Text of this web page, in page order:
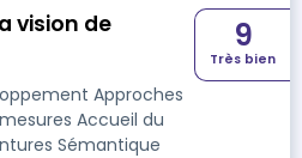
vision de
Approches
Accueil du
Sémantique
9
Très bien